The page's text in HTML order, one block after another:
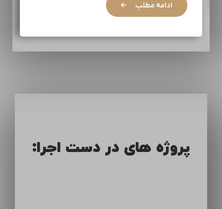
ادامه مطلب
پروژه های در دست اجرا: